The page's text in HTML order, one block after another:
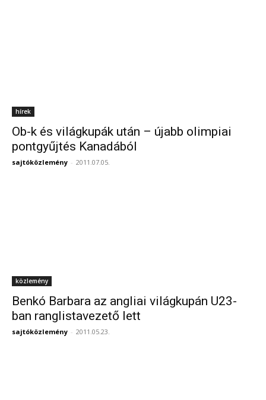
hírek
Ob-k és világkupák után – újabb olimpiai
pontgyűjtés Kanadából
sajtóközlemény - 2011.07.05.
közlemény
Benkó Barbara az angliai világkupán U23-
ban ranglistavezető lett
sajtóközlemény - 2011.05.23.